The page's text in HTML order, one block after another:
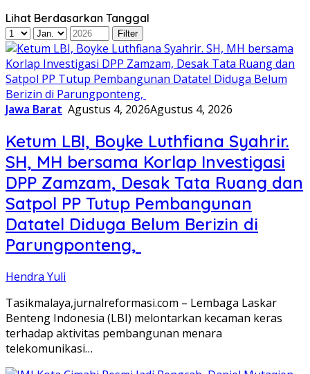
Lihat Berdasarkan Tanggal
Jawa Barat Agustus 4, 2026Agustus 4, 2026
Ketum LBI, Boyke Luthfiana Syahrir.
SH, MH bersama Korlap Investigasi
DPP Zamzam, Desak Tata Ruang dan
Satpol PP Tutup Pembangunan
Datatel Diduga Belum Berizin di
Parungponteng,
Hendra Yuli
Tasikmalaya,jurnalreformasi.com – Lembaga Laskar
Benteng Indonesia (LBI) melontarkan kecaman keras
terhadap aktivitas pembangunan menara
telekomunikasi…